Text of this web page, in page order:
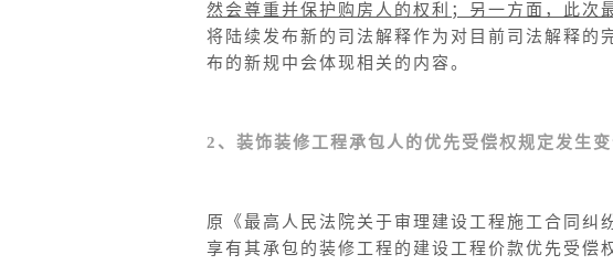
然会尊重并保护购房人的权利；另一方面，此次
将陆续发布新的司法解释作为对目前司法解释的
布的新规中会体现相关的内容。
2、装饰装修工程承包人的优先受偿权规定发生变
原《最高人民法院关于审理建设工程施工合同纠
享有其承包的装修工程的建设工程价款优先受偿